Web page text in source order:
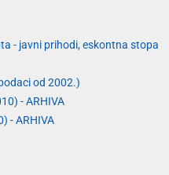
- javni prihodi, eskontna stopa
od 2002.)
- ARHIVA
- ARHIVA